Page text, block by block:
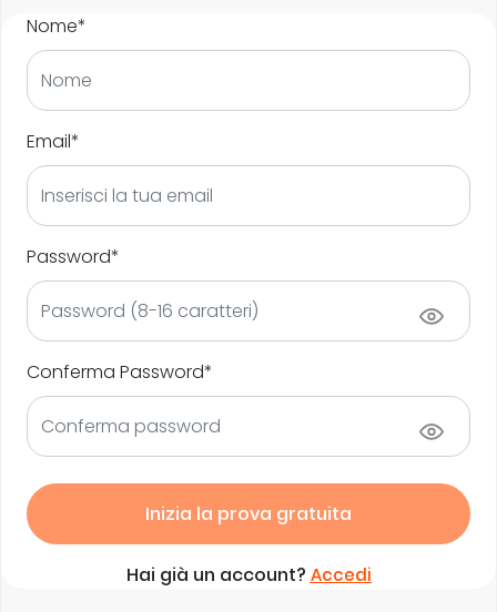
Nome*
Email*
Password*
Conferma Password*
Inizia la prova gratuita
Hai già un account? Accedi